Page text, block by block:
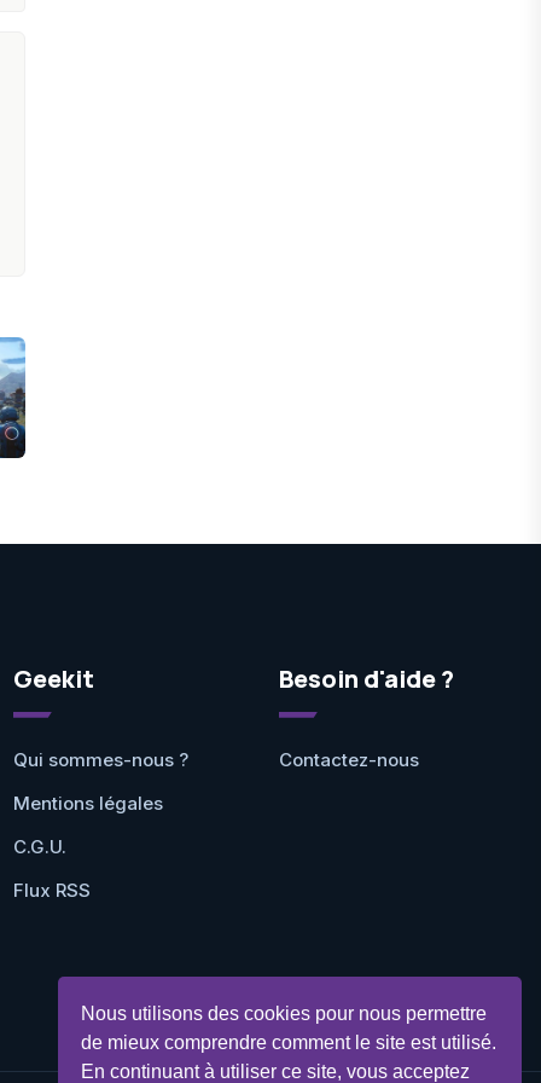
Nous utilisons des cookies pour nous permettre
de mieux comprendre comment le site est utilisé.
En continuant à utiliser ce site, vous acceptez
Geekit
Qui sommes-nous ?
Mentions légales
C.G.U.
Flux RSS
Besoin d'aide ?
Contactez-nous